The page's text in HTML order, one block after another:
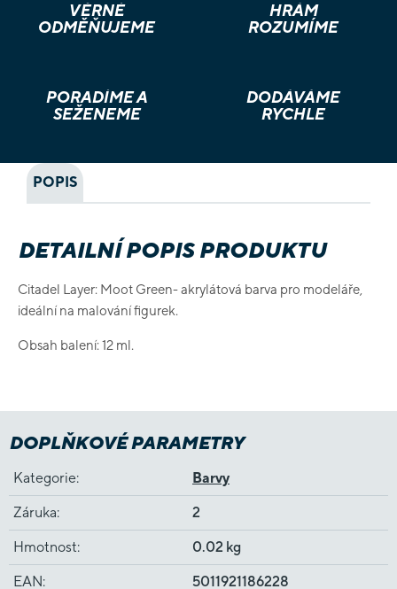
VĚRNÉ
ODMĚŇUJEME
HRÁM
ROZUMÍME
PORADÍME A
SEŽENEME
DODÁVÁME
RYCHLE
POPIS
DETAILNÍ POPIS PRODUKTU
Citadel Layer: Moot Green- akrylátová barva pro modeláře,
ideální na malování figurek.
Obsah balení: 12 ml.
DOPLŇKOVÉ PARAMETRY
Kategorie: Barvy
Záruka: 2
Hmotnost: 0.02 kg
EAN: 5011921186228